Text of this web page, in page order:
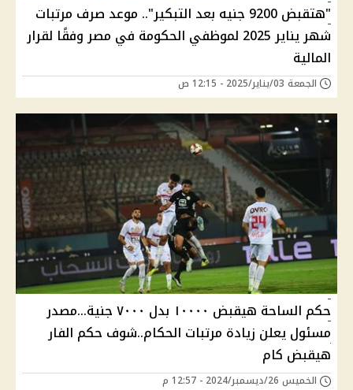
"هتقبض 9200 جنيه بعد التبكير".. موعد صرف مرتبات
شهر يناير 2025 لموظفي الحكومة في مصر وفقًا لقرار
المالية
الجمعة 03/يناير/2025 - 12:15 ص
حكم الساحة هيقبض ١٠٠٠٠ بدل ٧٠٠٠ جنية...مصدر
مسئول يعلن زيادة مرتبات الحكام..شوف حكم الفار
هيقبض كام
الخميس 26/ديسمبر/2024 - 12:57 م